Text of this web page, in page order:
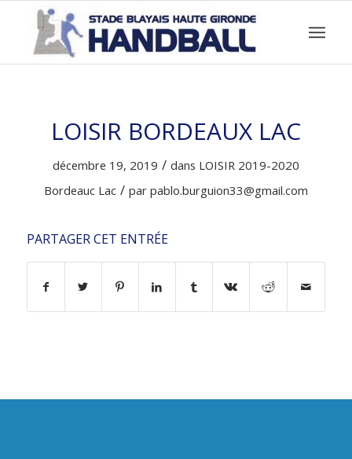
LOISIR BORDEAUX LAC
décembre 19, 2019 / dans LOISIR 2019-2020
Bordeauc Lac / par pablo.burguion33@gmail.com
PARTAGER CET ENTRÉE